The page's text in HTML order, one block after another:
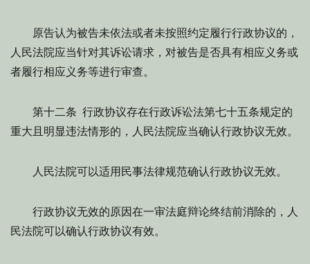
原告认为被告未依法或者未按照约定履行行政协议的，
人民法院应当针对其诉讼请求，对被告是否具有相应义务或
者履行相应义务等进行审查。
第十二条 行政协议存在行政诉讼法第七十五条规定的
重大且明显违法情形的，人民法院应当确认行政协议无效。
人民法院可以适用民事法律规范确认行政协议无效。
行政协议无效的原因在一审法庭辩论终结前消除的，人
民法院可以确认行政协议有效。